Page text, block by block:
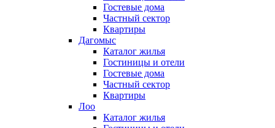
Гостевые дома
Частный сектор
Квартиры
Дагомыс
Каталог жилья
Гостиницы и отели
Гостевые дома
Частный сектор
Квартиры
Лоо
Каталог жилья